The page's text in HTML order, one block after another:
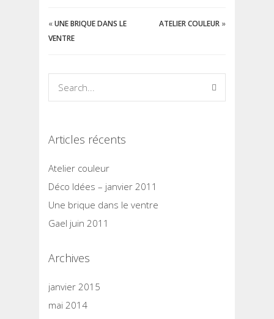
«UNE BRIQUE DANS LE
VENTRE
ATELIER COULEUR »
Articles récents
Atelier couleur
Déco Idées – janvier 2011
Une brique dans le ventre
Gael juin 2011
Archives
janvier 2015
mai 2014